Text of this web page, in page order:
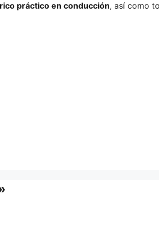
práctico en conducción, así como